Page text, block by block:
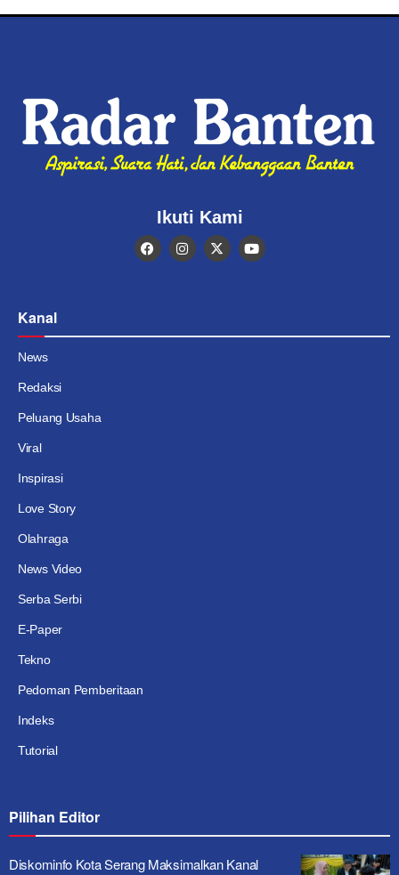
Ikuti Kami
Kanal
News
Redaksi
Peluang Usaha
Viral
Inspirasi
Love Story
Olahraga
News Video
Serba Serbi
E-Paper
Tekno
Pedoman Pemberitaan
Indeks
Tutorial
Pilihan Editor
Diskominfo Kota Serang Maksimalkan Kanal